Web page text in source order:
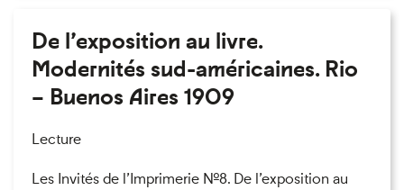
De l’exposition au livre.
Modernités sud-américaines. Rio
– Buenos Aires 1909
Lecture
Les Invités de l’Imprimerie n°8. De l’exposition au